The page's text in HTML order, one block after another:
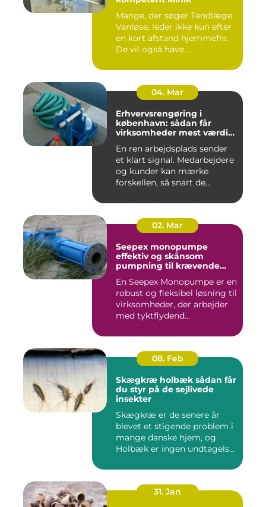
Mange, der søger Tandlæge
Vanløse, leder ikke kun efter
en kort afstand hjemmefra.
De vil også have ...
04. Mar
Erhvervsrengøring i
københavn: sådan får
virksomheder mest værdi
En ren arbejdsplads sender
et klart signal. Medarbejdere
og kunder kan mærke
forskellen, så snart de...
02. Mar
Seepex monopumpe
effektiv og skånsom
pumpning til krævende
En Seepex Monopumpe er en
robust og fleksibel løsning til
virksomheder, der arbejder
med tyktflydend...
08. Feb
Skægkræ holbæk sådan får
du styr på de sejlivede
insekter
Skægkræ er de senere år
blevet et stigende problem i
mange danske hjem, og
Holbæk er ingen undtagels...
31. Jan